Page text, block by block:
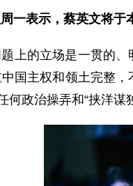
一表示，蔡英文将
上的立场是一贯的
国主权和领土完整
何政治操弄和“挟洋谋